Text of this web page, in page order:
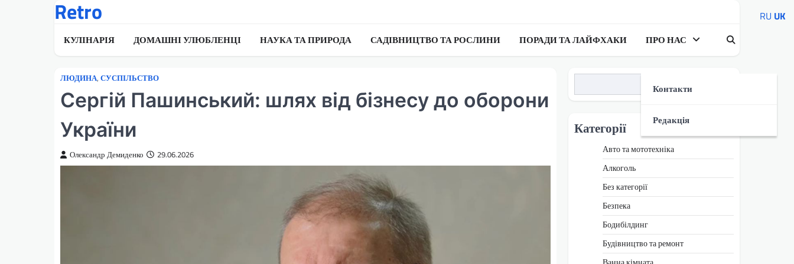
Retro
КУЛІНАРІЯ ДОМАШНІ УЛЮБЛЕНЦІ НАУКА ТА ПРИРОДА САДІВНИЦТВО ТА РОСЛИНИ ПОРАДИ ТА ЛАЙФХАКИ ПРО НАС
Контакти
Редакція
ЛЮДИНА, СУСПІЛЬСТВО
Сергій Пашинський: шлях від бізнесу до оборони
України
Олександр Демиденко 29.06.2026
Категорії
Авто та мототехніка
Алкоголь
Без категорії
Безпека
Бодибілдинг
Будівництво та ремонт
RU UK